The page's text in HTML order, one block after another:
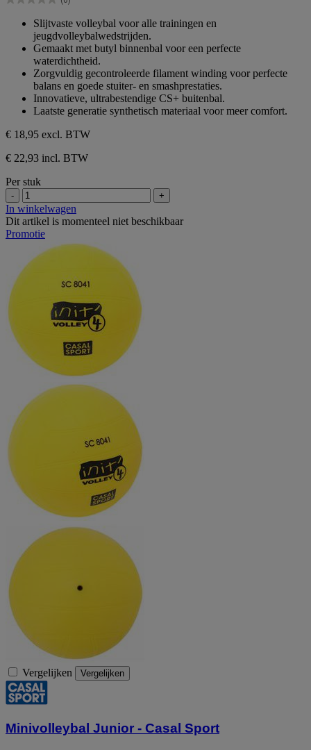
5
0.0
sterren.
Slijtvaste volleybal voor alle trainingen en
jeugdvolleybalwedstrijden.
Gemaakt met butyl binnenbal voor een perfecte
waterdichtheid.
Zorgvuldig gecontroleerde filament winding voor perfecte
balans en goede stuiter- en smashprestaties.
Innovatieve, ultrabestendige CS+ buitenbal.
Laatste generatie synthetisch materiaal voor meer comfort.
€ 18,95 excl. BTW
€ 22,93 incl. BTW
Per stuk
- +
In winkelwagen
Dit artikel is momenteel niet beschikbaar
Promotie
Vergelijken Vergelijken
Minivolleybal Junior - Casal Sport